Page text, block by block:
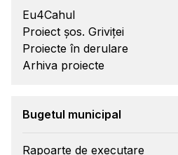
Eu4Cahul
Proiect șos. Griviței
Proiecte în derulare
Arhiva proiecte
Bugetul municipal
Rapoarte de executare